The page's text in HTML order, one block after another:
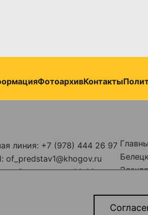
ФотоархивКонтакты
линия: +7 (978) 444 26 97
of_predstav1@khogov.ru
работы: пн-пт с 09:00 до
перерыв: с 13:00 до
12 80